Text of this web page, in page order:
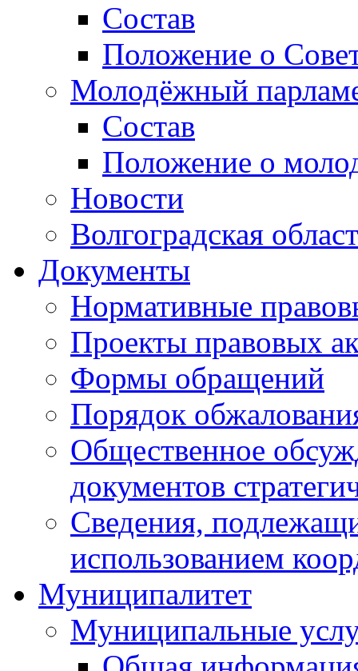
Состав
Положение о
Молодёжный
Состав
Положение о
Новости
Волгоградская
Документы
Нормативные
Проекты правовых
Формы обращений
Порядок
Общественное
документов
Сведения,
использованием
Муниципалитет
Муниципальные